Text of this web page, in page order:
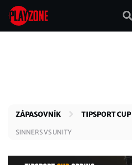
Přejít
hlavnímu
ZÁPASOVNÍK TIPSPORT
SINNERS VS UNITY